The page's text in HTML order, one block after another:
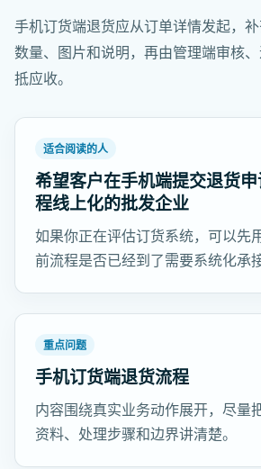
手机订货端退货应从订单详情发起，补
数量、图片和说明，再由管理端审核
抵应收。
适合阅读的人
希望客户在手机端提交退货
程线上化的批发企业
如果你正在评估订货系统，可以先
前流程是否已经到了需要系统化承
重点问题
手机订货端退货流程
内容围绕真实业务动作展开，尽量
资料、处理步骤和边界讲清楚。